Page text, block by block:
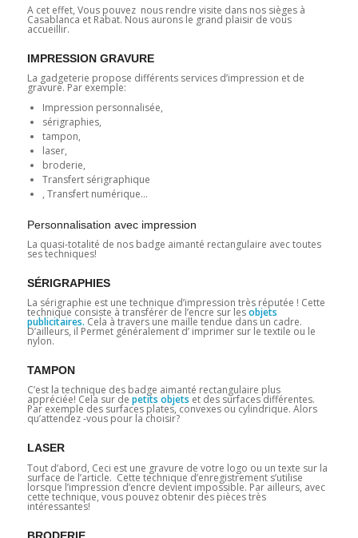
A cet effet, Vous pouvez nous rendre visite dans nos sièges à
Casablanca et Rabat. Nous aurons le grand plaisir de vous
accueillir.
IMPRESSION GRAVURE
La gadgeterie propose différents services d’impression et de
gravure. Par exemple:
Impression personnalisée,
sérigraphies,
tampon,
laser,
broderie,
Transfert sérigraphique
, Transfert numérique…
Personnalisation avec impression
La quasi-totalité de nos badge aimanté rectangulaire avec toutes
ses techniques!
SÉRIGRAPHIES
La sérigraphie est une technique d’impression très réputée ! Cette
technique consiste à transférer de l’encre sur lesobjets
publicitaires. Cela à travers une maille tendue dans un cadre.
D’ailleurs, il Permet généralement d’ imprimer sur le textile ou le
nylon.
TAMPON
C’est la technique des badge aimanté rectangulaire plus
appréciée! Cela sur de petits objets et des surfaces différentes.
Par exemple des surfaces plates, convexes ou cylindrique. Alors
qu’attendez -vous pour la choisir?
LASER
Tout d’abord, Ceci est une gravure de votre logo ou un texte sur la
surface de l’article. Cette technique d’enregistrement s’utilise
lorsque l’impression d’encre devient impossible. Par ailleurs, avec
cette technique, vous pouvez obtenir des pièces très
intéressantes!
BRODERIE